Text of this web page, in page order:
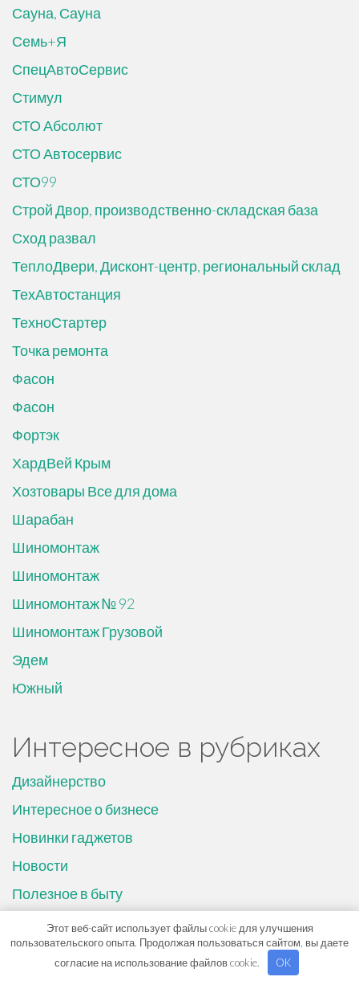
Сауна, Сауна
Семь+Я
СпецАвтоСервис
Стимул
СТО Абсолют
СТО Автосервис
СТО99
Строй Двор, производственно-складская база
Сход развал
ТеплоДвери, Дисконт-центр, региональный склад
ТехАвтостанция
ТехноСтартер
Точка ремонта
Фасон
Фасон
Фортэк
ХардВей Крым
Хозтовары Все для дома
Шарабан
Шиномонтаж
Шиномонтаж
Шиномонтаж № 92
Шиномонтаж Грузовой
Эдем
Южный
Интересное в рубриках
Дизайнерство
Интересное о бизнесе
Новинки гаджетов
Новости
Полезное в быту
Просто о строительстве
Ремонтируем самостоятельно
Этот веб-сайт использует файлы cookie для улучшения
пользовательского опыта. Продолжая пользоваться сайтом, вы даете
согласие на использование файлов cookie.
OK